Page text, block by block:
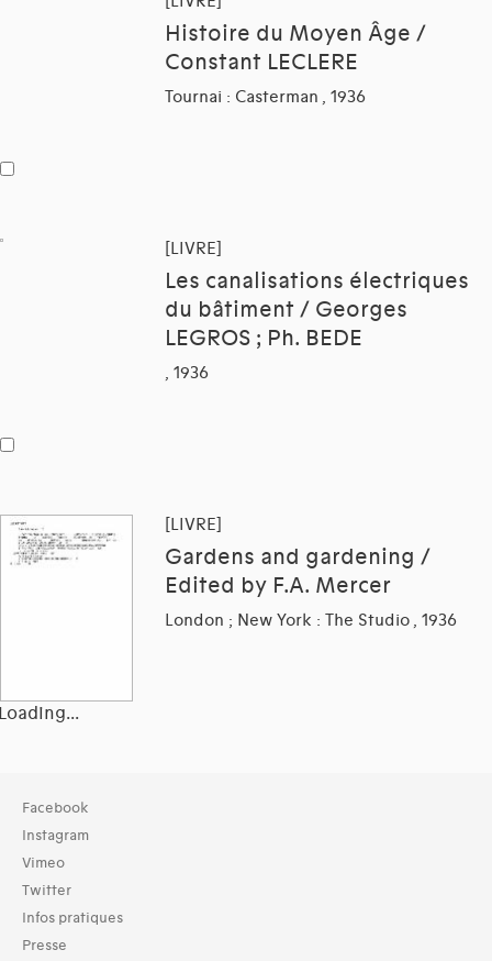
Histoire du Moyen Âge /
Constant LECLERE
Tournai : Casterman , 1936
[LIVRE]
Les canalisations électriques
du bâtiment / Georges
LEGROS ; Ph. BEDE
, 1936
[LIVRE]
Gardens and gardening /
Edited by F.A. Mercer
London ; New York : The Studio , 1936
Collection
TOUT (60)
Bibliothèque (60)
Typologies documents
Livres (121)
Facebook
Instagram
Vimeo
Twitter
Infos pratiques
Presse